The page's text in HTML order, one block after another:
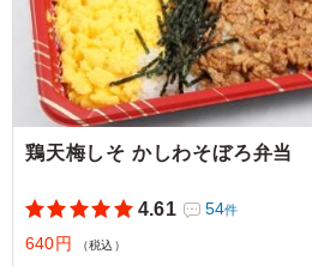
鶏天梅しそ かしわそぼろ弁当
4.61 54件
640円 （税込）